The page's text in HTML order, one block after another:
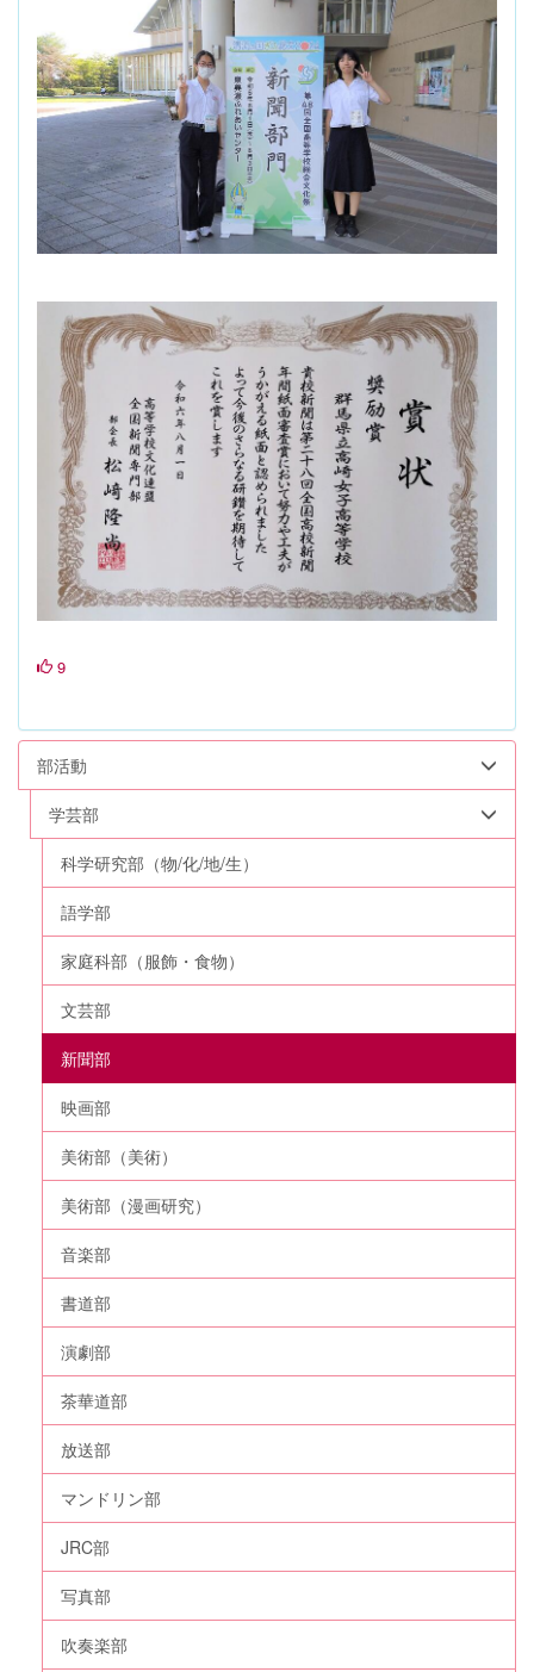
9
部活動
学芸部
科学研究部（物/化/地/生）
語学部
家庭科部（服飾・食物）
文芸部
新聞部
映画部
美術部（美術）
美術部（漫画研究）
音楽部
書道部
演劇部
茶華道部
放送部
マンドリン部
JRC部
写真部
吹奏楽部